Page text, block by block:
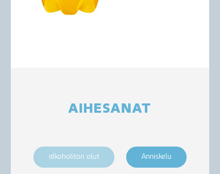
AIHESANAT
alkoholiton olut Anniskelu